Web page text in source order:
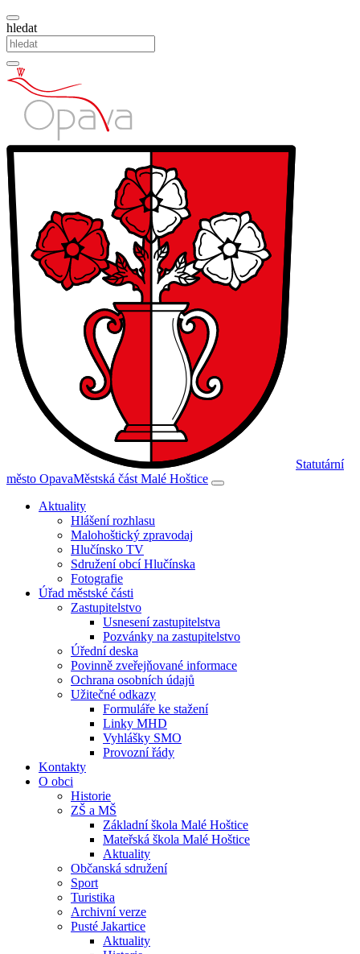
hledat
Statutární
město OpavaMěstská část Malé Hoštice
Aktuality
Hlášení rozhlasu
Malohoštický zpravodaj
Hlučínsko TV
Sdružení obcí Hlučínska
Fotografie
Úřad městské části
Zastupitelstvo
Usnesení zastupitelstva
Pozvánky na zastupitelstvo
Úřední deska
Povinně zveřejňované informace
Ochrana osobních údajů
Užitečné odkazy
Formuláře ke stažení
Linky MHD
Vyhlášky SMO
Provozní řády
Kontakty
O obci
Historie
ZŠ a MŠ
Základní škola Malé Hoštice
Mateřská škola Malé Hoštice
Aktuality
Občanská sdružení
Sport
Turistika
Archivní verze
Pusté Jakartice
Aktuality